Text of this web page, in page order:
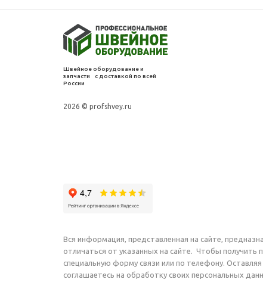
Швейное оборудование и
запчасти с доставкой по всей
России
2026 © profshvey.ru
Вся информация, представленная на сайте,
отличаться от указанных на сайте. Чтобы
специальную форму связи или по телефону.
соглашаетесь на обработку своих персональных